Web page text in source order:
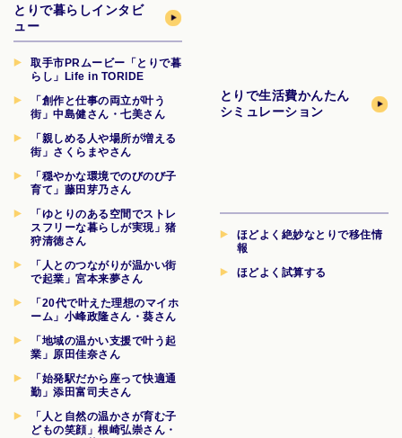
とりで暮らしインタビ
ュー
取手市PRムービー「とりで暮
らし」Life in TORIDE
「創作と仕事の両立が叶う
街」中島健さん・七美さん
「親しめる人や場所が増える
街」さくらまやさん
「穏やかな環境でのびのび子
育て」藤田芽乃さん
「ゆとりのある空間でストレ
スフリーな暮らしが実現」猪
狩清徳さん
「人とのつながりが温かい街
で起業」宮本来夢さん
「20代で叶えた理想のマイホ
ーム」小峰政隆さん・葵さん
「地域の温かい支援で叶う起
業」原田佳奈さん
「始発駅だから座って快適通
勤」添田富司夫さん
「人と自然の温かさが育む子
どもの笑顔」根崎弘崇さん・
とりで生活費かんたん
シミュレーション
ほどよく絶妙なとりで移住情
報
ほどよく試算する